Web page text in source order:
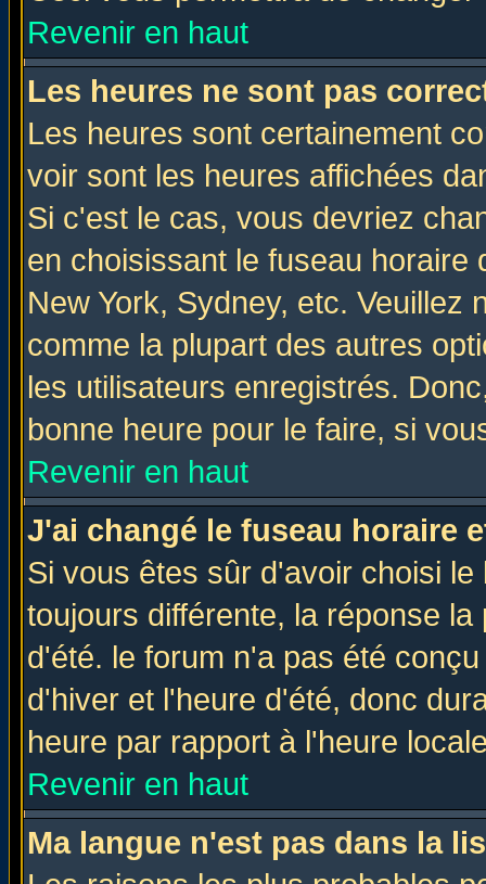
Revenir en haut
Les heures ne sont pas
Les heures sont certainement
voir sont les heures affichées
Si c'est le cas, vous devriez
en choisissant le fuseau
New York, Sydney, etc. Veuillez
comme la plupart des autres
les utilisateurs enregistrés.
bonne heure pour le faire, si
Revenir en haut
J'ai changé le fuseau horaire
Si vous êtes sûr d'avoir choisi
toujours différente, la réponse
d'été. le forum n'a pas été
d'hiver et l'heure d'été, donc
heure par rapport à l'heure
Revenir en haut
Ma langue n'est pas dans la